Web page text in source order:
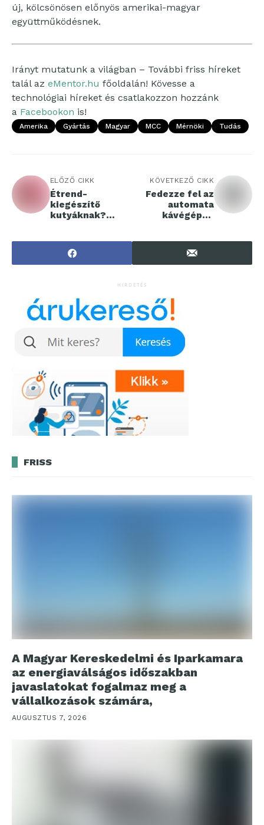
új, kölcsönösen előnyös amerikai-magyar
együttműködésnek.
Irányt mutatunk a világban – További friss híreket
talál az eMentor.hu főoldalán! Kövesse a
technológiai híreket és csatlakozzon hozzánk
a Facebookon is!
Amerika Gyártás Magyar MCC Mérnöki Tudás
ELŐZŐ CIKK
Étrend-
kiegészítő
kutyáknak?
KÖVETKEZŐ CIKK
Fedezze fel az
automata
kávégépek
HIRDETÉS
FRISS
A Magyar Kereskedelmi és Iparkamara
az energiaválságos időszakban
javaslatokat fogalmaz meg a
vállalkozások számára,
AUGUSZTUS 7, 2026